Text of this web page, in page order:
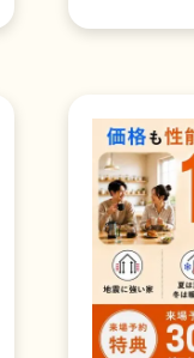
て替え
につい
てみませんか
えばZ空調！ Z空調
でも快
の全館空
24時間
度に保ちま
宅は全
者です。 電気代も安